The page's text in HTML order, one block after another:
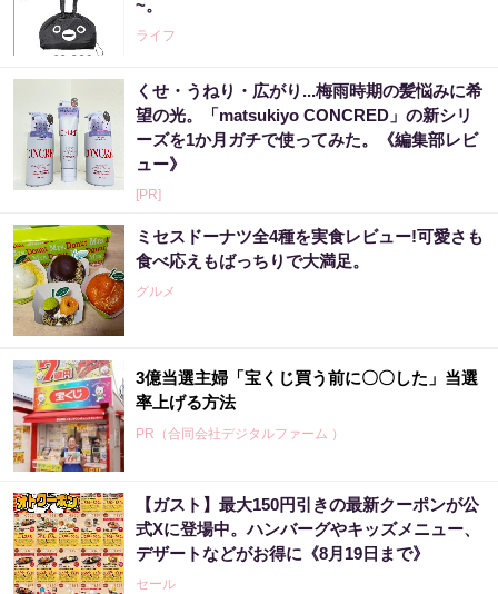
~。
ライフ
くせ・うねり・広がり...梅雨時期の髪悩みに希
望の光。「matsukiyo CONCRED」の新シリ
ーズを1か月ガチで使ってみた。《編集部レビ
ュー》
[PR]
ミセスドーナツ全4種を実食レビュー!可愛さも
食べ応えもばっちりで大満足。
グルメ
3億当選主婦「宝くじ買う前に〇〇した」当選
率上げる方法
PR（合同会社デジタルファーム ）
【ガスト】最大150円引きの最新クーポンが公
式Xに登場中。ハンバーグやキッズメニュー、
デザートなどがお得に《8月19日まで》
セール